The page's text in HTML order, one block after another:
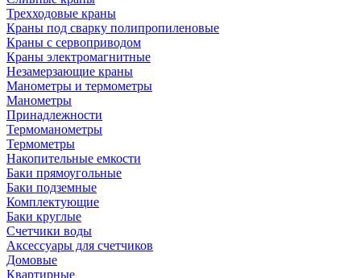
Трехходовые краны
Краны под сварку полипропиленовые
Краны с сервоприводом
Краны электромагнитные
Незамерзающие краны
Манометры и термометры
Манометры
Принадлежности
Термоманометры
Термометры
Накопительные емкости
Баки прямоугольные
Баки подземные
Комплектующие
Баки круглые
Счетчики воды
Аксессуары для счетчиков
Домовые
Квартирные